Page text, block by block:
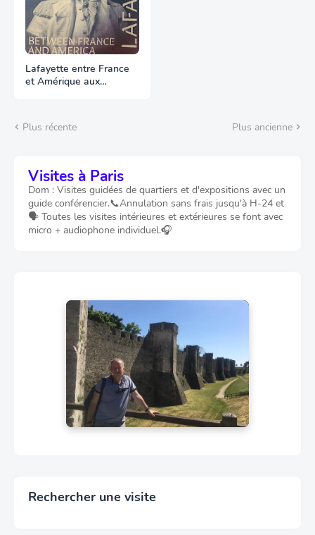
Lafayette entre France
et Amérique aux
Plus récente Plus ancienne
Visites à Paris
Dom : Visites guidées de quartiers et d'expositions avec un
guide conférencier.📞Annulation sans frais jusqu'à H-24 et
🗣️ Toutes les visites intérieures et extérieures se font avec
micro + audiophone individuel.🎧
Rechercher une visite